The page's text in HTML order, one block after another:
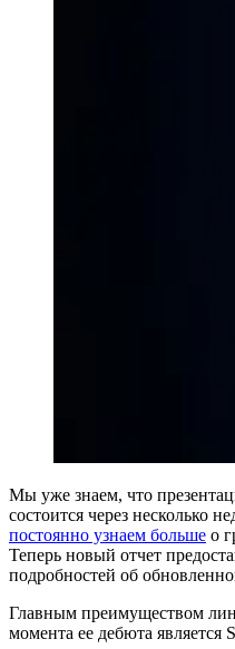
Мы уже знаем, что
состоится через несколько
постоянно узнаем больше о
Теперь новый отчет
подробностей об
Главным преимуществом
момента ее дебюта является